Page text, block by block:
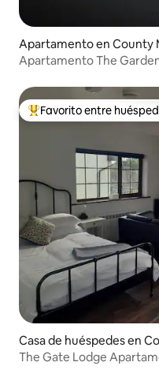
Apartamento en County
Apartamento The
Favorito entre
Favorito entre
Casa de huéspedes en
The Gate Lodge